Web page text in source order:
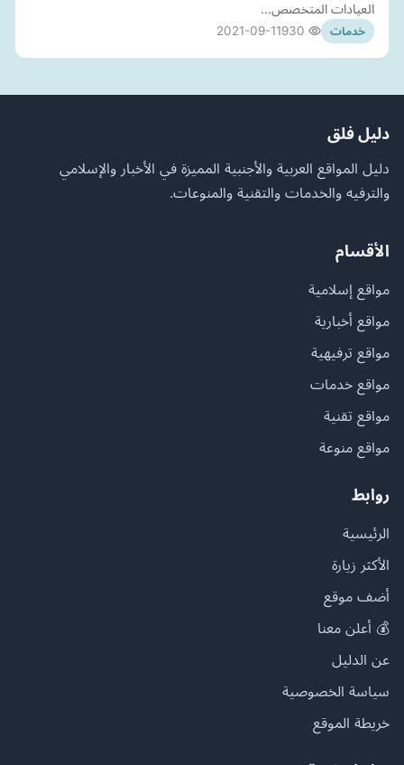
العيادات المتخصص…
خدمات 2021-09-11
دليل فلق
دليل المواقع العربية والأجنبية المميزة في الأخبار والإسلامي
والترفيه والخدمات والتقنية والمنوعات.
الأقسام
مواقع إسلامية
مواقع أخبارية
مواقع ترفيهية
مواقع خدمات
مواقع تقنية
مواقع منوعة
روابط
الرئيسية
الأكثر زيارة
أضف موقع
💰 أعلن معنا
عن الدليل
سياسة الخصوصية
خريطة الموقع